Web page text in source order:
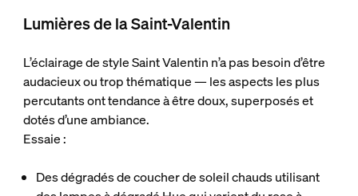
Lumières de la Saint-Valentin
L’éclairage de style Saint Valentin n’a pas besoin d’être
audacieux ou trop thématique — les aspects les plus
percutants ont tendance à être doux, superposés et
dotés d’une ambiance.
Essaie :
Des dégradés de coucher de soleil chaudsutilisant